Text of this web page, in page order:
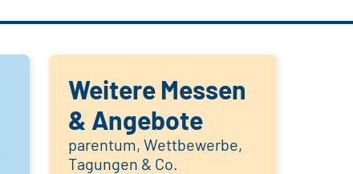
Weitere Messen
& Angebote
parentum, Wettbewerbe,
Tagungen & Co.